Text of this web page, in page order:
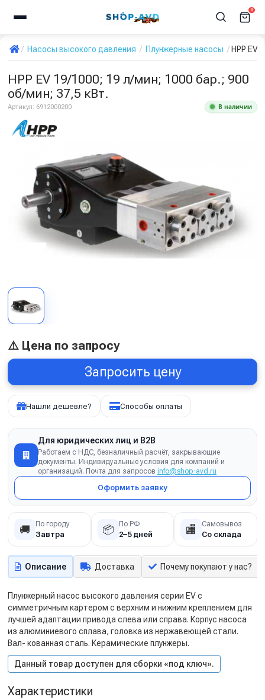
0
Насосы высокого давления Плунжерные насосы HPP EV
HPP EV 19/1000; 19 л/мин; 1000 бар.; 900
об/мин; 37,5 кВт.
Артикул: 6912000200 В наличии
⚠️ Цена по запросу
Запросить цену
Нашли дешевле? Способы оплаты
Для юридических лиц и B2B
Работаем с НДС, безналичный расчёт, закрывающие
документы. Индивидуальные условия для компаний и
организаций. Почта для запросов info@shop-avd.ru
Оформить заявку
🚚 По городу
Завтра 📦 По РФ
2–5 дней 🏬 Самовывоз
Со склада
Описание Доставка Почему покупают у нас?
Плунжерный насос высокого давления серии EV с
симметричным картером с верхним и нижним креплением для
лучшей адаптации привода слева или справа. Корпус насоса
из алюминиевого сплава, головка из нержавеющей стали.
Вал- кованная сталь. Керамические плунжеры.
Данный товар доступен для сборки «под ключ».
Характеристики